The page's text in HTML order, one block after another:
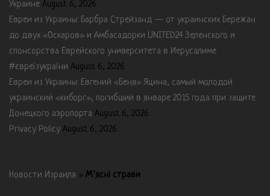
Украине August 6, 2026
Евреи из Украины: Барбра Стрейзанд — от украинских Бережан
до двух «Оскаров» и Амбасадорки UNITED24 Зеленского и
спонсорства Еврейского университета в Иерусалиме
#євреїзукраїни August 6, 2026
Евреи из Украины: Евгений «Беня» Яцина, самый молодой
украинский «киборг», погибший в январе 2015 года при защите
Донецкого аэропорта August 6, 2026
Privacy Policy August 6, 2026
Новости Израиля » М’ясні страви